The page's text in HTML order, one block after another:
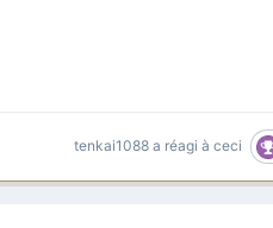
tenkai1088 a réagi à ceci